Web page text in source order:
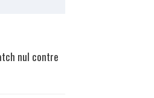
nul contre